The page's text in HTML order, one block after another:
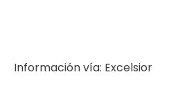
Información vía: Excelsior